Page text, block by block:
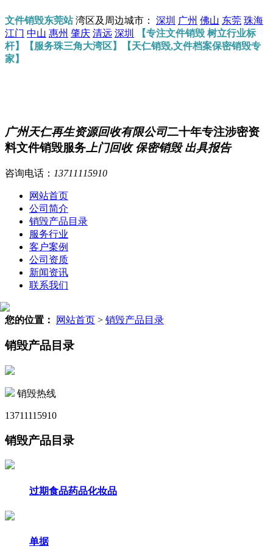
文件销毁东莞站湾区及周边城市： 深圳 广州 佛山 东莞 珠海
江门 中山 惠州 肇庆 清远 深圳
【专注文件销毁 树立行业标
杆】【服务珠三角大湾区】【天仁销毁,文件档案保密销毁专
家】
广州天仁再生资源回收有限公司二十年专注涉密资
料文件销毁服务 上门回收 保密销毁 出具报告
咨询电话： 13711115910
网站首页
公司简介
销毁产品目录
服务行业
客户案例
公司资质
新闻资讯
联系我们
您的位置： 网站首页 > 销毁产品目录
销毁产品目录
销毁热线
13711115910
销毁产品目录
过期食品药品化妆品
单据